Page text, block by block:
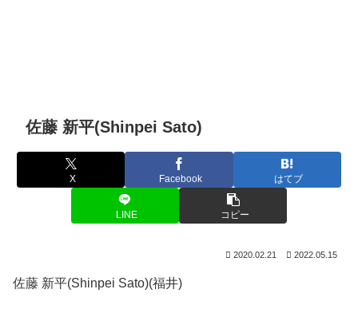
佐藤 新平(Shinpei Sato)
X Facebook はてブ
LINE コピー
2020.02.21 2022.05.15
佐藤 新平(Shinpei Sato)(福井)